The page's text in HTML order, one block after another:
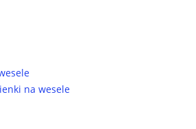
na wesele